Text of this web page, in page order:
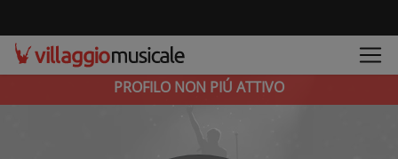
PROFILO NON PIÚ ATTIVO